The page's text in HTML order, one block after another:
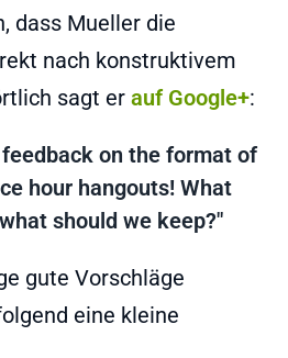
dass Mueller die
nach konstruktivem
sagt er auf Google+:
on the format of
hour hangouts! What
should we keep?"
gute Vorschläge
eine kleine